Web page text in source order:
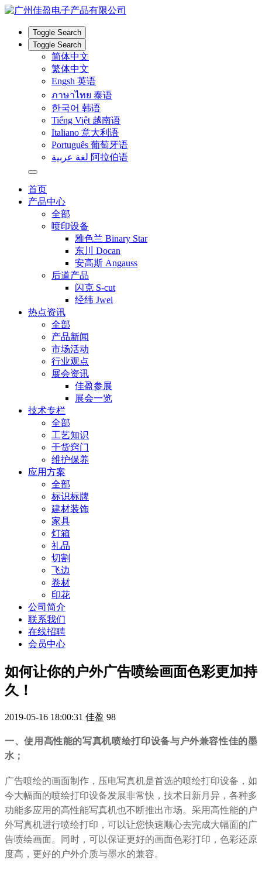
Toggle Search
Toggle Search
简体中文
繁体中文
Engsh 英语
ภาษาไทย 泰语
한국어 韩语
Tiếng Việt 越南语
Italiano 意大利语
Português 葡萄牙语
لغة عربية 阿拉伯语
首页
产品中心
全部
喷印设备
雅色兰 Binary Star
东川 Docan
安高斯 Angauss
后道产品
闪克 S-cut
经纬 Jwei
热点资讯
全部
产品新闻
市场活动
行业观点
展会资讯
佳盈参展
展会一览
技术专栏
全部
工艺知识
干货窍门
维护保养
应用方案
全部
标识标牌
建材装饰
家具
灯箱
礼品
切割
飞边
卷材
印花
公司简介
联系我们
在线招聘
会员中心
如何让你的户外广告喷绘画面色彩更加持
久！
2019-05-16 18:00:31 佳盈 98
一、使用高性能的写真机喷绘打印设备与户外兼容性佳的墨
水；
广告喷绘的画面制作，压电写真机是首选的喷绘打印设备，如
今大幅面的喷绘打印设备发展非常快，技术日新月异，各种多
功能多应用的高性能写真机也不断推出市场。采用高性能的户
外写真机进行喷绘打印，可以让您快速顺心去完成大幅面的广
告喷绘画面。同时，可以保证更好的画面色彩打印，色彩还原
度高，更好的户外介质与墨水的兼容。